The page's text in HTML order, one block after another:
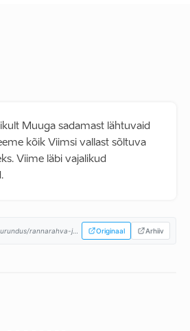
Muuga sadamast lähtuvaid
kõik Viimsi vallast sõltuva
Viime läbi vajalikud
viimsiuudised.ee/sisuturundus/rannarahva-ja-kogukondade-liidu-valimisprogramm/... Originaal Arhiiv